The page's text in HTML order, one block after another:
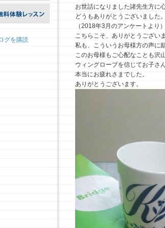
お世話になりました諸先生方に
どうもありがとうございました。
（2018年3月のアンケートより）
こちらこそ、ありがとうございま
私も、こういうお母様方の声に
このお母様もご心配なことも沢
ウィングローブを信じてお子さ
本当にお疲れさまでした。
ありがとうございます。
グを購読